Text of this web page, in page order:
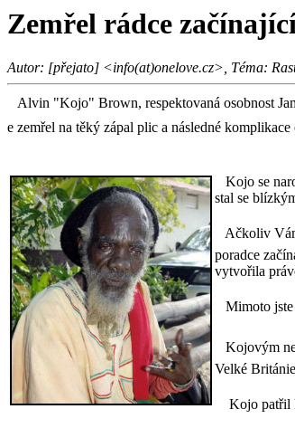
Zemřel rádce
Autor: [přejato] <info(at)onelove.cz>, Téma:
Alvin "Kojo" Brown, respektovaná osobnost
e zemřel na těký zápal plic a následné
Kojo se
stal se
Ačkoliv
poradce
vytvořila
Mimoto
Kojovým
Velké
Kojo patřil k